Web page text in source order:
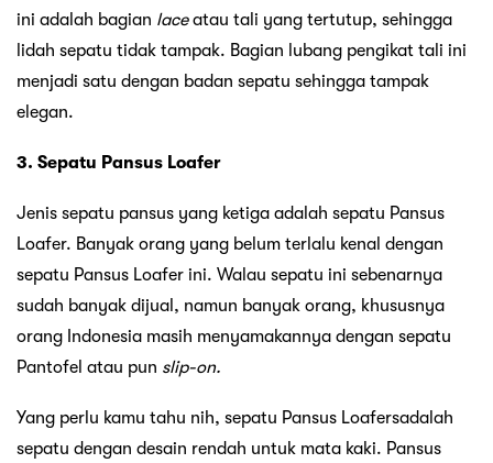
ini adalah bagian laceatau tali yang tertutup, sehingga
lidah sepatu tidak tampak. Bagian lubang pengikat tali ini
menjadi satu dengan badan sepatu sehingga tampak
elegan.
3. Sepatu Pansus Loafer
Jenis sepatu pansus yang ketiga adalah sepatu Pansus
Loafer. Banyak orang yang belum terlalu kenal dengan
sepatu Pansus Loafer ini. Walau sepatu ini sebenarnya
sudah banyak dijual, namun banyak orang, khususnya
orang Indonesia masih menyamakannya dengan sepatu
Pantofel atau pun slip-on.
Yang perlu kamu tahu nih, sepatu Pansus Loafersadalah
sepatu dengan desain rendah untuk mata kaki. Pansus